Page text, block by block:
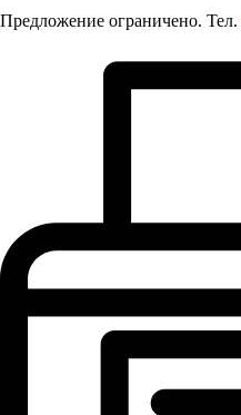
Предложение ограничено. Тел.